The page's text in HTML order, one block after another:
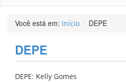
Você está em: Início DEPE
DEPE
DEPE: Kelly Gomes